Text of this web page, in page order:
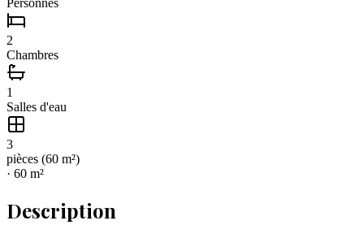
2
Chambres
1
Salles d'eau
3
pièces (60 m²)
· 60 m²
Description